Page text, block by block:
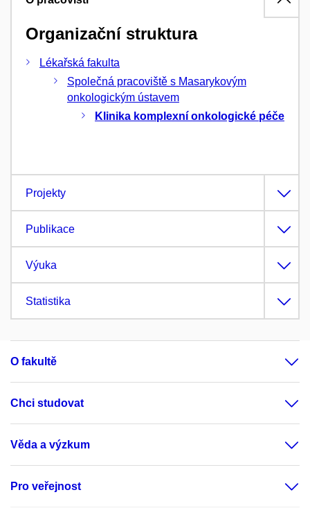
Organizační struktura
Lékařská fakulta
Společná pracoviště s Masarykovým
onkologickým ústavem
Klinika komplexní onkologické péče
Projekty
Publikace
Výuka
Statistika
O fakultě
Chci studovat
Věda a výzkum
Pro veřejnost